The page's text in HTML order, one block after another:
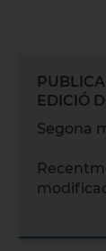
EDICIÓ
Segona